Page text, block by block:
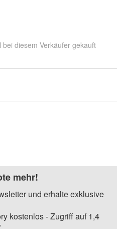
diesem Verkäufer gekauft
mehr!
und erhalte exklusive
kostenlos - Zugriff auf 1,4